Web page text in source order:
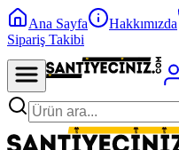
Ana Sayfa Hakkımızda
Sipariş Takibi